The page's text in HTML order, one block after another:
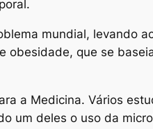
mundial, levando
obesidade, que se
a Medicina. Vários
um deles o uso da